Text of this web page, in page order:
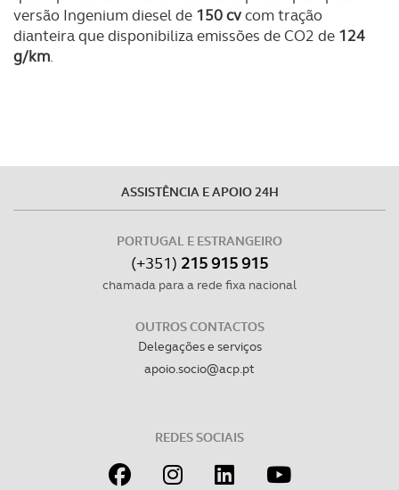
versão Ingenium diesel de 150 cvcom tração
dianteira que disponibiliza emissões de CO2 de 124
g/km.
ASSISTÊNCIA E APOIO 24H
PORTUGAL E ESTRANGEIRO
(+351) 215 915 915
chamada para a rede fixa nacional
OUTROS CONTACTOS
Delegações e serviços
apoio.socio@acp.pt
REDES SOCIAIS